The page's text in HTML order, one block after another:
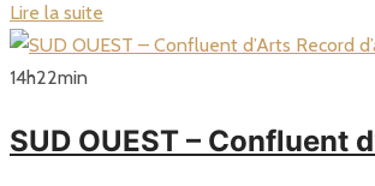
Lire la suite
14h22min
SUD OUEST – Confluent